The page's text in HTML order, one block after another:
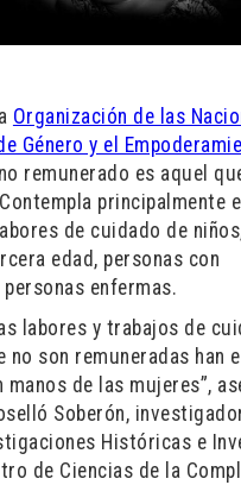
Organización de las
Género y el
remunerado es aquel
principalmente
de cuidado de
edad, personas con
enfermas.
labores y trabajos de
no son remuneradas han
manos de las mujeres”,
Soberón,
Históricas e
de Ciencias de la